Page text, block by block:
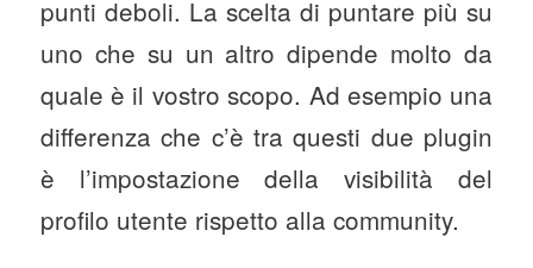
punti deboli. La scelta di puntare più su
uno che su un altro dipende molto da
quale è il vostro scopo. Ad esempio una
differenza che c’è tra questi due plugin
è l’impostazione della visibilità del
profilo utente rispetto alla community.